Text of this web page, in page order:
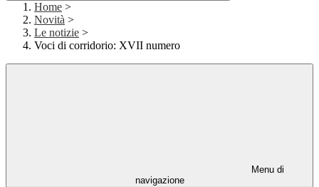
Home >
Novità >
Le notizie >
Voci di corridorio: XVII numero
Menu di
navigazione